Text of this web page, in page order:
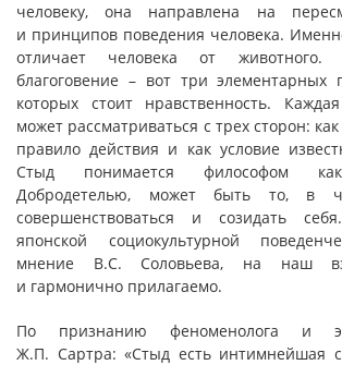
человеку, она направлена на
и принципов поведения человека.
отличает человека от животного.
благоговение – вот три элементарных
которых стоит нравственность.
может рассматриваться с трех сторон:
правило действия и как условие
Стыд понимается философом как
Добродетелью, может быть то, в
совершенствоваться и созидать
японской социокультурной
мнение В.С. Соловьева, на наш
и гармонично прилагаемо.
По признанию феноменолога и
Ж.П. Сартра: «Стыд есть интимнейшая